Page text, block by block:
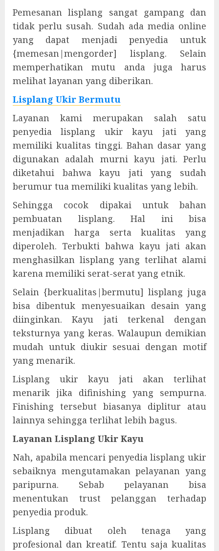
Pemesanan lisplang sangat gampang dan
tidak perlu susah. Sudah ada media online
yang dapat menjadi penyedia untuk
{memesan|mengorder] lisplang. Selain
memperhatikan mutu anda juga harus
melihat layanan yang diberikan.
Lisplang Ukir Bermutu
Layanan kami merupakan salah satu
penyedia lisplang ukir kayu jati yang
memiliki kualitas tinggi. Bahan dasar yang
digunakan adalah murni kayu jati. Perlu
diketahui bahwa kayu jati yang sudah
berumur tua memiliki kualitas yang lebih.
Sehingga cocok dipakai untuk bahan
pembuatan lisplang. Hal ini bisa
menjadikan harga serta kualitas yang
diperoleh. Terbukti bahwa kayu jati akan
menghasilkan lisplang yang terlihat alami
karena memiliki serat-serat yang etnik.
Selain {berkualitas|bermutu] lisplang juga
bisa dibentuk menyesuaikan desain yang
diinginkan. Kayu jati terkenal dengan
teksturnya yang keras. Walaupun demikian
mudah untuk diukir sesuai dengan motif
yang menarik.
Lisplang ukir kayu jati akan terlihat
menarik jika difinishing yang sempurna.
Finishing tersebut biasanya diplitur atau
lainnya sehingga terlihat lebih bagus.
Layanan Lisplang Ukir Kayu
Nah, apabila mencari penyedia lisplang ukir
sebaiknya mengutamakan pelayanan yang
paripurna. Sebab pelayanan bisa
menentukan trust pelanggan terhadap
penyedia produk.
Lisplang dibuat oleh tenaga yang
profesional dan kreatif. Tentu saja kualitas